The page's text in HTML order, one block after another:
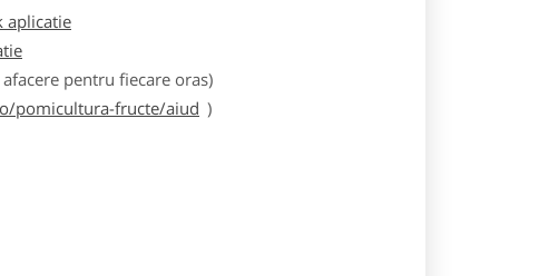
aplicatie
pentru fiecare oras)
pomicultura-fructe/aiud )